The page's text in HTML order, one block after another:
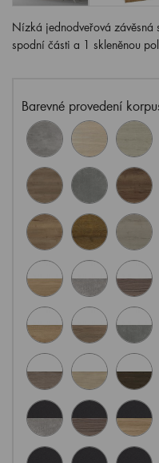
Nízká jednodveřová
spodní části a 1 skleněnou
Barevné provedení